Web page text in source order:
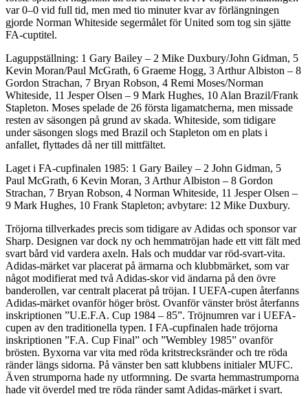
var 0–0 vid full tid, men med tio minuter kvar av förlängningen
gjorde Norman Whiteside segermålet för United som tog sin sjätte
FA-cuptitel.
Laguppställning: 1 Gary Bailey – 2 Mike Duxbury/John Gidman, 5
Kevin Moran/Paul McGrath, 6 Graeme Hogg, 3 Arthur Albiston – 8
Gordon Strachan, 7 Bryan Robson, 4 Remi Moses/Norman
Whiteside, 11 Jesper Olsen – 9 Mark Hughes, 10 Alan Brazil/Frank
Stapleton. Moses spelade de 26 första ligamatcherna, men missade
resten av säsongen på grund av skada. Whiteside, som tidigare
under säsongen slogs med Brazil och Stapleton om en plats i
anfallet, flyttades då ner till mittfältet.
Laget i FA-cupfinalen 1985: 1 Gary Bailey – 2 John Gidman, 5
Paul McGrath, 6 Kevin Moran, 3 Arthur Albiston – 8 Gordon
Strachan, 7 Bryan Robson, 4 Norman Whiteside, 11 Jesper Olsen –
9 Mark Hughes, 10 Frank Stapleton; avbytare: 12 Mike Duxbury.
Tröjorna tillverkades precis som tidigare av Adidas och sponsor var
Sharp. Designen var dock ny och hemmatröjan hade ett vitt fält med
svart bård vid vardera axeln. Hals och muddar var röd-svart-vita.
Adidas-märket var placerat på ärmarna och klubbmärket, som var
något modifierat med två Adidas-skor vid ändarna på den övre
banderollen, var centralt placerat på tröjan. I UEFA-cupen återfanns
Adidas-märket ovanför höger bröst. Ovanför vänster bröst återfanns
inskriptionen ”U.E.F.A. Cup 1984 – 85”. Tröjnumren var i UEFA-
cupen av den traditionella typen. I FA-cupfinalen hade tröjorna
inskriptionen ”F.A. Cup Final” och ”Wembley 1985” ovanför
brösten. Byxorna var vita med röda kritstrecksränder och tre röda
ränder längs sidorna. På vänster ben satt klubbens initialer MUFC.
Även strumporna hade ny utformning. De svarta hemmastrumporna
hade vit överdel med tre röda ränder samt Adidas-märket i svart.